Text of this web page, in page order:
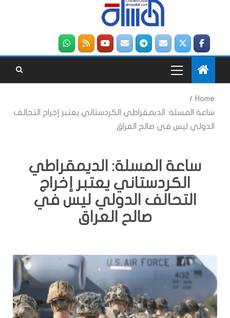
Home
ساعة المسلة: الديمقراطي الكردستاني يعتبر إخراج التحالف
الدولي ليس في صالح العراق
ساعة المسلة: الديمقراطي
الكردستاني يعتبر إخراج
التحالف الدولي ليس في
صالح العراق